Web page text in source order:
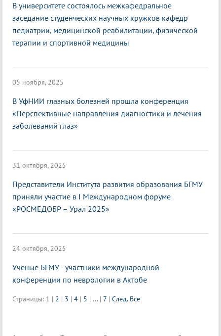
В университете состоялось межкафедральное
заседание студенческих научных кружков кафедр
педиатрии, медицинской реабилитации, физической
терапии и спортивной медицины
05 ноября, 2025
В УфНИИ глазных болезней прошла конференция
«Перспективные направления диагностики и лечения
заболеваний глаз»
31 октября, 2025
Представители Института развития образования БГМУ
приняли участие в I Международном форуме
«РОСМЕДОБР – Урал 2025»
24 октября, 2025
Ученые БГМУ - участники международной
конференции по неврологии в Актобе
Страницы: 1 | 2 | 3 | 4 | 5 | ... | 7 | След. Все